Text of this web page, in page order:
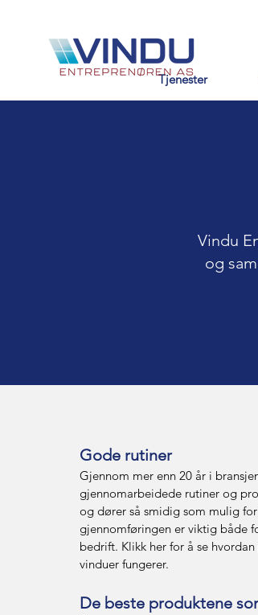
Tjenester
Vindu
og
Gode rutiner
Gjennom mer enn 20 år i
gjennomarbeidede rutiner og
og dører så smidig som mulig
gjennomføringen er viktig både
bedrift. Klikk her for å se
vinduer fungerer.
De beste produktene